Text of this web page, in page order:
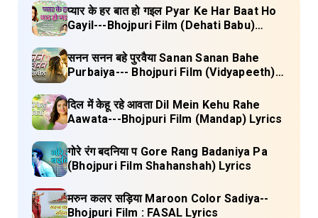
प्यार के हर बात हो गइल Pyar Ke Har Baat Ho
Gayil---Bhojpuri Film (Dehati Babu)
सनन सनन बहे पुरवैया Sanan Sanan Bahe
Purbaiya--- Bhojpuri Film (Vidyapeeth)
दिल में केहू रहे आवता Dil Mein Kehu Rahe
Aawata---Bhojpuri Film (Mandap) Lyrics
गोरे रंग बदनिया प Gore Rang Badaniya Pa
(Bhojpuri Film Shahanshah) Lyrics
मरुन कलर सड़िया Maroon Color Sadiya--
Bhojpuri Film : FASAL Lyrics